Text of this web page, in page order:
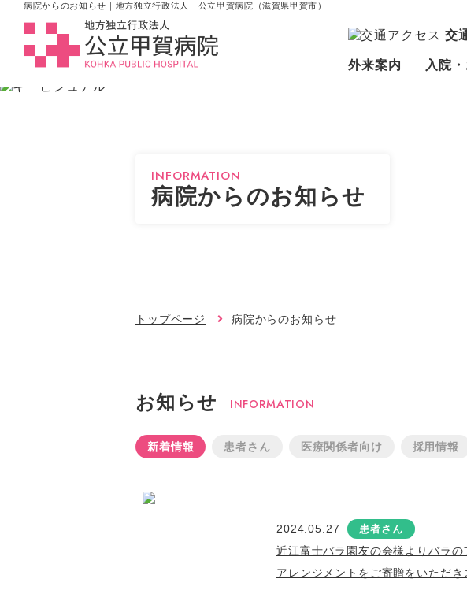
病院からのお知らせ｜地方独立行政法人 公立甲賀病院（滋賀県甲賀市）
交
外来案内 入院
INFORMATION
病院からのお知らせ
トップページ 病院からのお知らせ
お知らせ INFORMATION
新着情報 患者さん 医療関係者向け 採用情報
2024.05.27 患者さん
近江富士バラ園友の会様よりバラの
アレンジメントをご寄贈をいただき